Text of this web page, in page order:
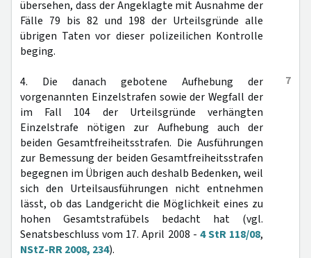
übersehen, dass der Angeklagte mit Ausnahme der
Fälle 79 bis 82 und 198 der Urteilsgründe alle
übrigen Taten vor dieser polizeilichen Kontrolle
beging.
7
4. Die danach gebotene Aufhebung der
vorgenannten Einzelstrafen sowie der Wegfall der
im Fall 104 der Urteilsgründe verhängten
Einzelstrafe nötigen zur Aufhebung auch der
beiden Gesamtfreiheitsstrafen. Die Ausführungen
zur Bemessung der beiden Gesamtfreiheitsstrafen
begegnen im Übrigen auch deshalb Bedenken, weil
sich den Urteilsausführungen nicht entnehmen
lässt, ob das Landgericht die Möglichkeit eines zu
hohen Gesamtstrafübels bedacht hat (vgl.
Senatsbeschluss vom 17. April 2008 - 4 StR 118/08,
NStZ-RR 2008, 234).